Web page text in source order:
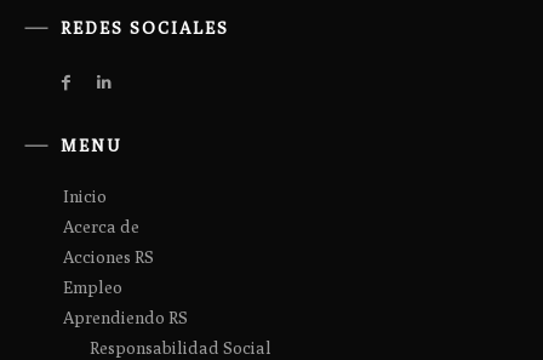
REDES SOCIALES
MENU
Inicio
Acerca de
Acciones RS
Empleo
Aprendiendo RS
Responsabilidad Social